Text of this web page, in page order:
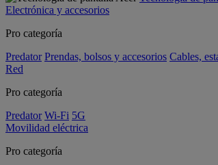
Electrónica y accesorios
Pro categoría
Predator Prendas, bolsos y accesorios Cables,
Red
Pro categoría
Predator Wi-Fi 5G
Movilidad eléctrica
Pro categoría